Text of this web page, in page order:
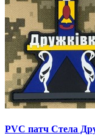
PVC патч Стела